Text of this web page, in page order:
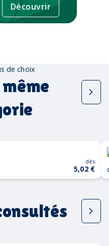
Découvrir
de choix
dès
5,02 €